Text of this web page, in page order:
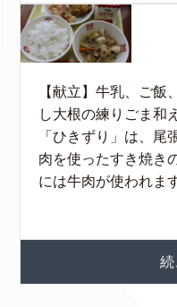
【献立】牛乳、ご
し大根の練りごま和
「ひきずり」は、
肉を使ったすき焼き
には牛肉が使われま